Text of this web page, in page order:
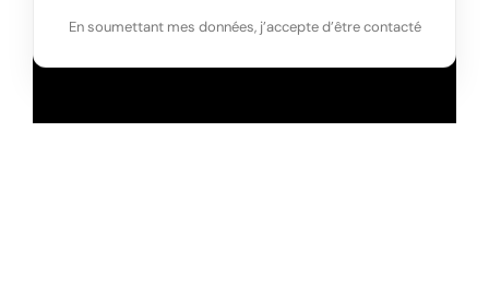
En soumettant mes données, j’accepte d’être contacté